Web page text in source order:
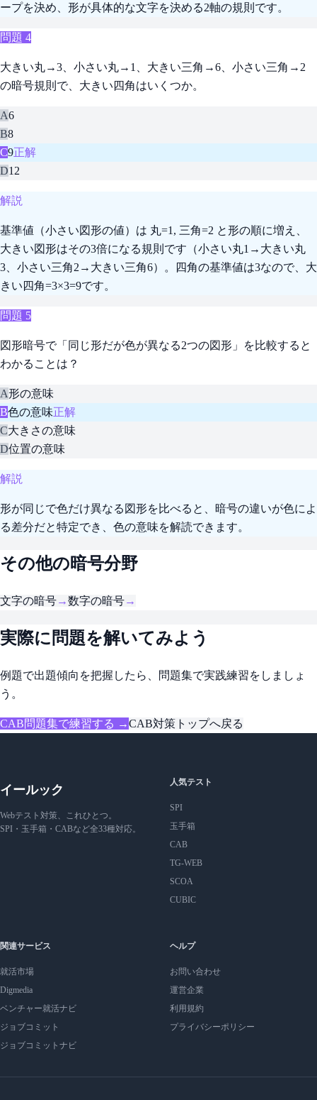
ープを決め、形が具体的な文字を決める2軸の規則です。
問題 4
大きい丸→3、小さい丸→1、大きい三角→6、小さい三角→2
の暗号規則で、大きい四角はいくつか。
A6
B8
C9正解
D12
解説
基準値（小さい図形の値）は 丸=1, 三角=2 と形の順に増え、
大きい図形はその3倍になる規則です（小さい丸1→大きい丸
3、小さい三角2→大きい三角6）。四角の基準値は3なので、大
きい四角=3×3=9です。
問題 5
図形暗号で「同じ形だが色が異なる2つの図形」を比較すると
わかることは？
A形の意味
B色の意味正解
C大きさの意味
D位置の意味
解説
形が同じで色だけ異なる図形を比べると、暗号の違いが色によ
る差分だと特定でき、色の意味を解読できます。
その他の暗号分野
文字の暗号→数字の暗号→
実際に問題を解いてみよう
例題で出題傾向を把握したら、問題集で実践練習をしましょ
う。
CAB問題集で練習する →CAB対策トップへ戻る
イールック
Webテスト対策、これひとつ。
SPI・玉手箱・CABなど全33種対応。
人気テスト
SPI
玉手箱
CAB
TG-WEB
SCOA
CUBIC
関連サービス
就活市場
Digmedia
ベンチャー就活ナビ
ジョブコミット
ジョブコミットナビ
ヘルプ
お問い合わせ
運営企業
利用規約
プライバシーポリシー